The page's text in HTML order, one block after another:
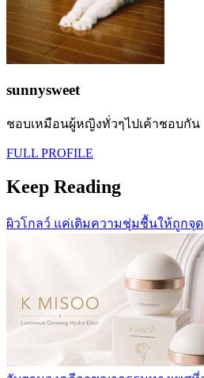
sunnysweet
ชอบเหมือนผู้หญิงทั่วๆไปเค้าชอบกัน
FULL PROFILE
Keep Reading
ผิวโกลว์ แค่เติมความชุ่มชื้นให้ถูกจุด